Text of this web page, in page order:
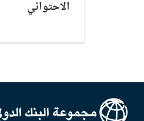
الاحتوائي